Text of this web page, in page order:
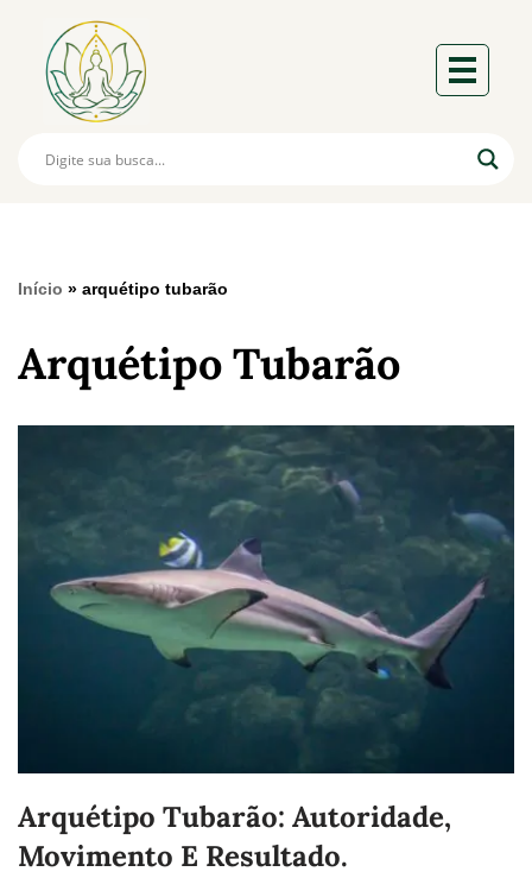
Início » arquétipo tubarão
Arquétipo Tubarão
Arquétipo Tubarão: Autoridade,
Movimento E Resultado.